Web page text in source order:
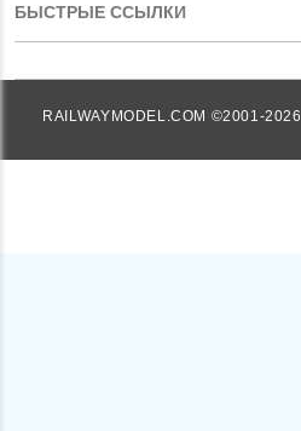
БЫСТРЫЕ ССЫЛКИ
RAILWAYMODEL.COM ©2001-2026